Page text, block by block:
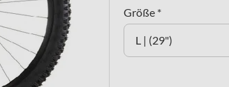
Größe *
L | (29")